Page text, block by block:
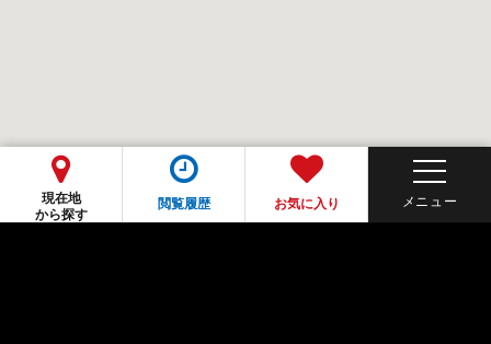
現在地
から探す
閲覧履歴 お気に入り